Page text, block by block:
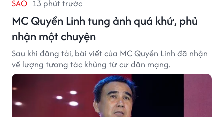
SAO 13 phút trước
MC Quyền Linh tung ảnh quá khứ, phủ
nhận một chuyện
Sau khi đăng tải, bài viết của MC Quyền Linh đã nhận
về lượng tương tác khủng từ cư dân mạng.